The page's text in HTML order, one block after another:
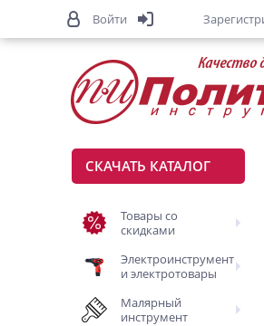
СКАЧАТЬ КАТАЛОГ
Товары со
скидками
Электроинструмент
и электротовары
Малярный
инструмент
Войти